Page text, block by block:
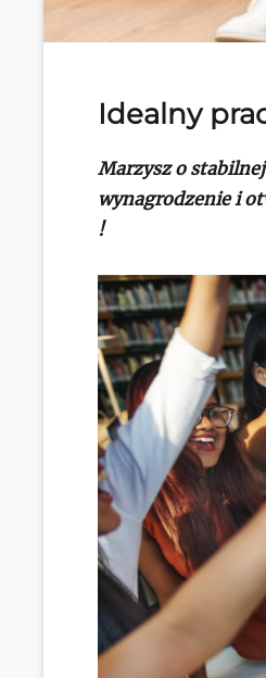
Idealny
Marzysz o
wynagrodzenie i
!